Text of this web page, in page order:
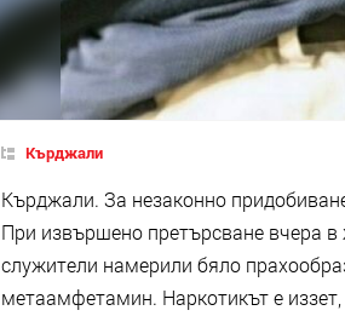
Кърджали
Кърджали. За незаконно
При извършено претърсване вчера
служители намерили бяло
метаамфетамин. Наркотикът е